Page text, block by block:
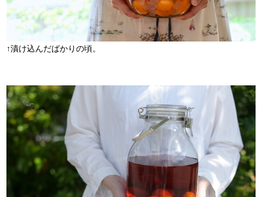
↑漬け込んだばかりの頃。